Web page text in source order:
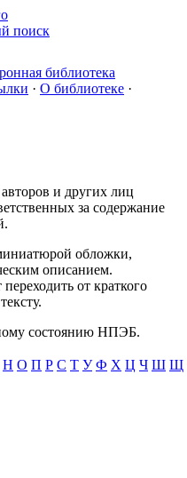
поиск
библиотека
· О библиотеке ·
и других лиц
за содержание
обложки,
описанием.
от краткого
состоянию НПЭБ.
Н О П Р С Т У Ф Х Ц Ч Ш Щ